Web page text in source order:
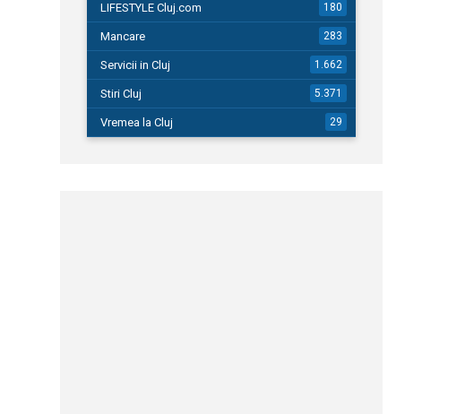
LIFESTYLE Cluj.com 180
Mancare 283
Servicii in Cluj 1.662
Stiri Cluj 5.371
Vremea la Cluj 29